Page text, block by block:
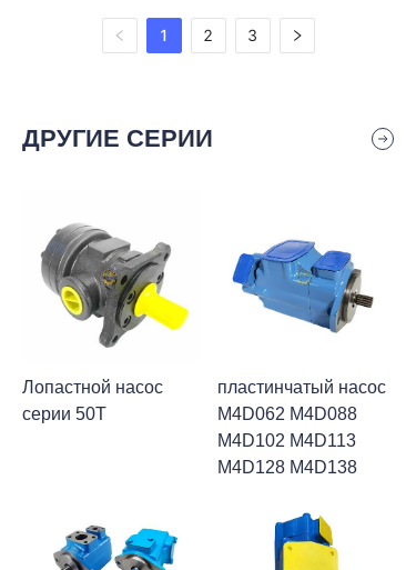
1 2 3
ДРУГИЕ СЕРИИ
Лопастной насос
серии 50T
пластинчатый насос
M4D062 M4D088
M4D102 M4D113
M4D128 M4D138